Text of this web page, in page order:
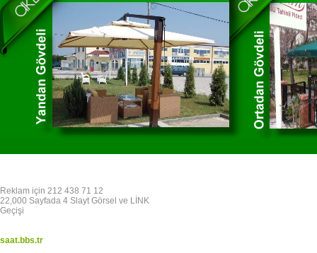
Reklam için 212 438 71 12
22,000 Sayfada 4 Slayt Görsel ve LİNK
Geçişi
saat.bbs.tr